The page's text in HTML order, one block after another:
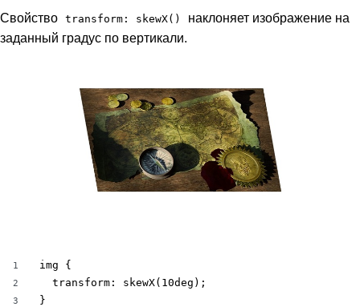
Свойство transform: skewX()
наклоняет изображение на
заданный градус по вертикали.
1
2
3
img {
  transform: skewX(10deg);
}